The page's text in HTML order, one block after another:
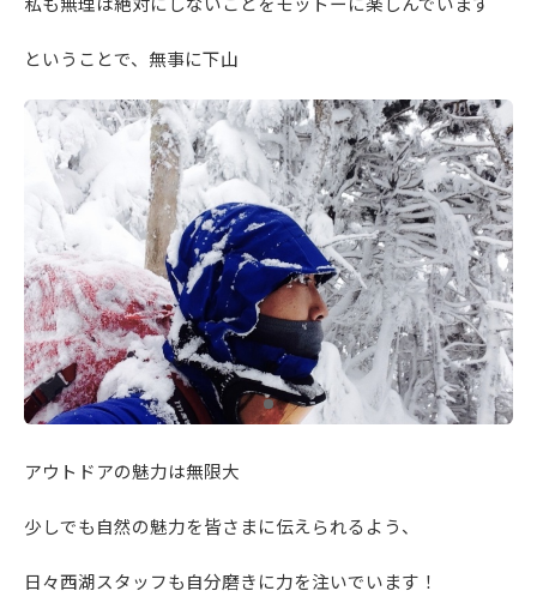
ということで、無事に下山
アウトドアの魅力は無限大
少しでも自然の魅力を皆さまに伝えられるよう、
日々西湖スタッフも自分磨きに力を注いでいます！